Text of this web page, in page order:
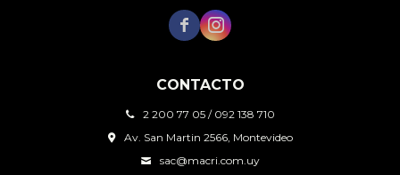
CONTACTO
2 200 77 05 / 092 138 710
Av. San Martin 2566, Montevideo
sac@macri.com.uy
 